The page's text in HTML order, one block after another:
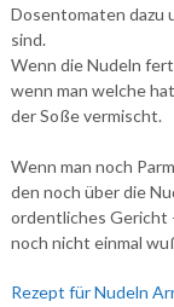
Dosentomaten dazu
sind.
Wenn die Nudeln
wenn man welche
der Soße vermischt.
Wenn man noch
den noch über die
ordentliches Gericht
noch nicht einmal
Rezept für Nudeln